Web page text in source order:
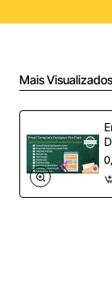
Mais Visualizados